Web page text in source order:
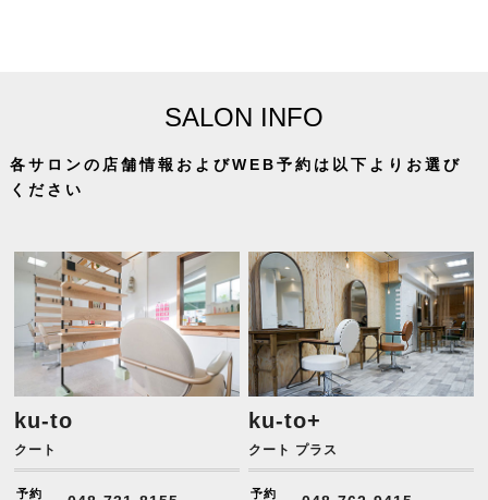
SALON INFO
各サロンの店舗情報およびWEB予約は以下よりお選び
ください
ku-to
クート
予約
ku-to+
クート プラス
予約